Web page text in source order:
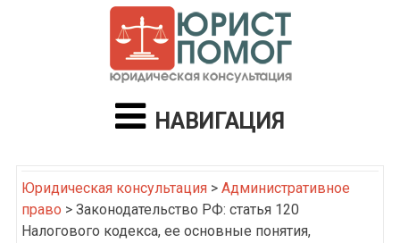
НАВИГАЦИЯ
Юридическая консультация> Административное
право > Законодательство РФ: статья 120
Налогового кодекса, ее основные понятия,